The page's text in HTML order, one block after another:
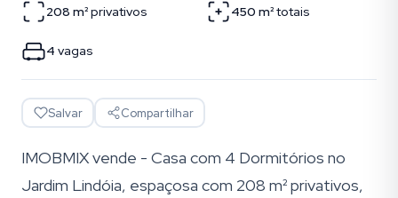
208 m²privativos 450 m²totais
4 vagas
Salvar Compartilhar
IMOBMIX vende - Casa com 4 Dormitórios no
Jardim Lindóia, espaçosa com 208 m² privativos,